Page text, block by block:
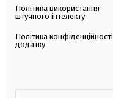
Політика використання
штучного інтелекту
Політика конфіденційності
додатку